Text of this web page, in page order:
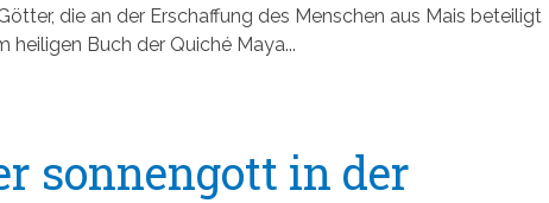
die an der Erschaffung des Menschen aus Mais beteiligt
heiligen Buch der Quiché Maya...
sonnengott in der